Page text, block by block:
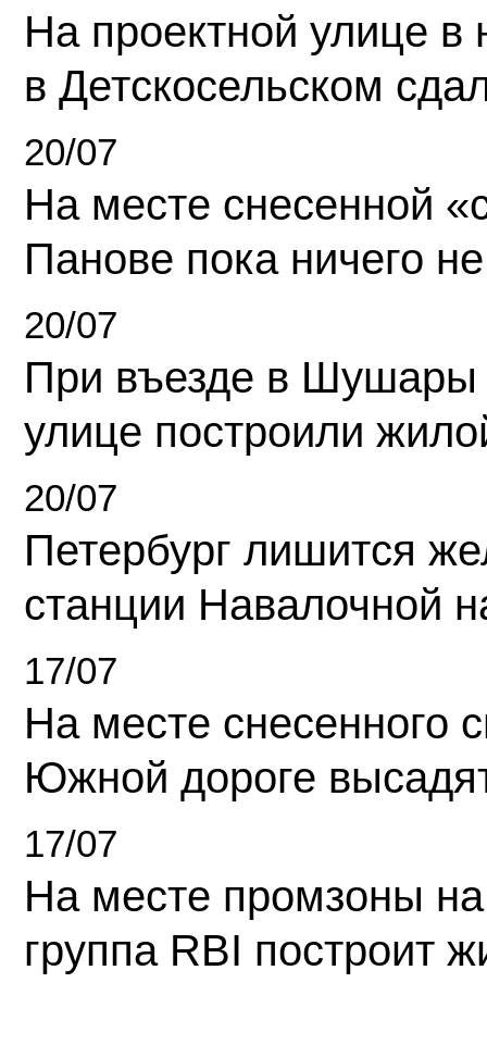
На проектной улице
в Детскосельском
20/07
На месте снесенной
Панове пока ничего
20/07
При въезде в Шушары
улице построили
20/07
Петербург лишится
станции Навалочной
17/07
На месте снесенного
Южной дороге
17/07
На месте промзоны
группа RBI построит